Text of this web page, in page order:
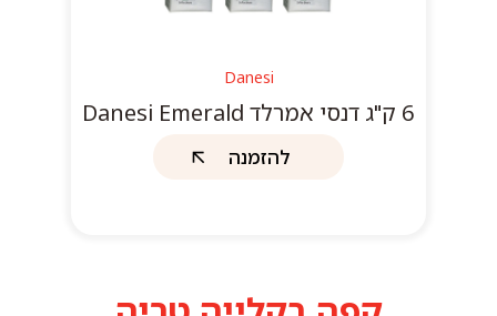
Danesi
6 ק"ג דנסי אמרלד Danesi Emerald
להזמנה